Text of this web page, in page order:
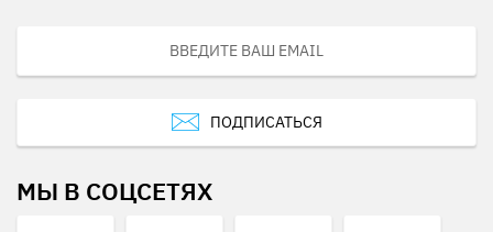
ПОДПИСАТЬСЯ
МЫ В СОЦСЕТЯХ